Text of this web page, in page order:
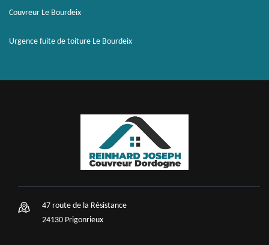
Couvreur Le Bourdeix
Urgence fuite de toiture Le Bourdeix
47 route de la Résistance
24130 Prigonrieux